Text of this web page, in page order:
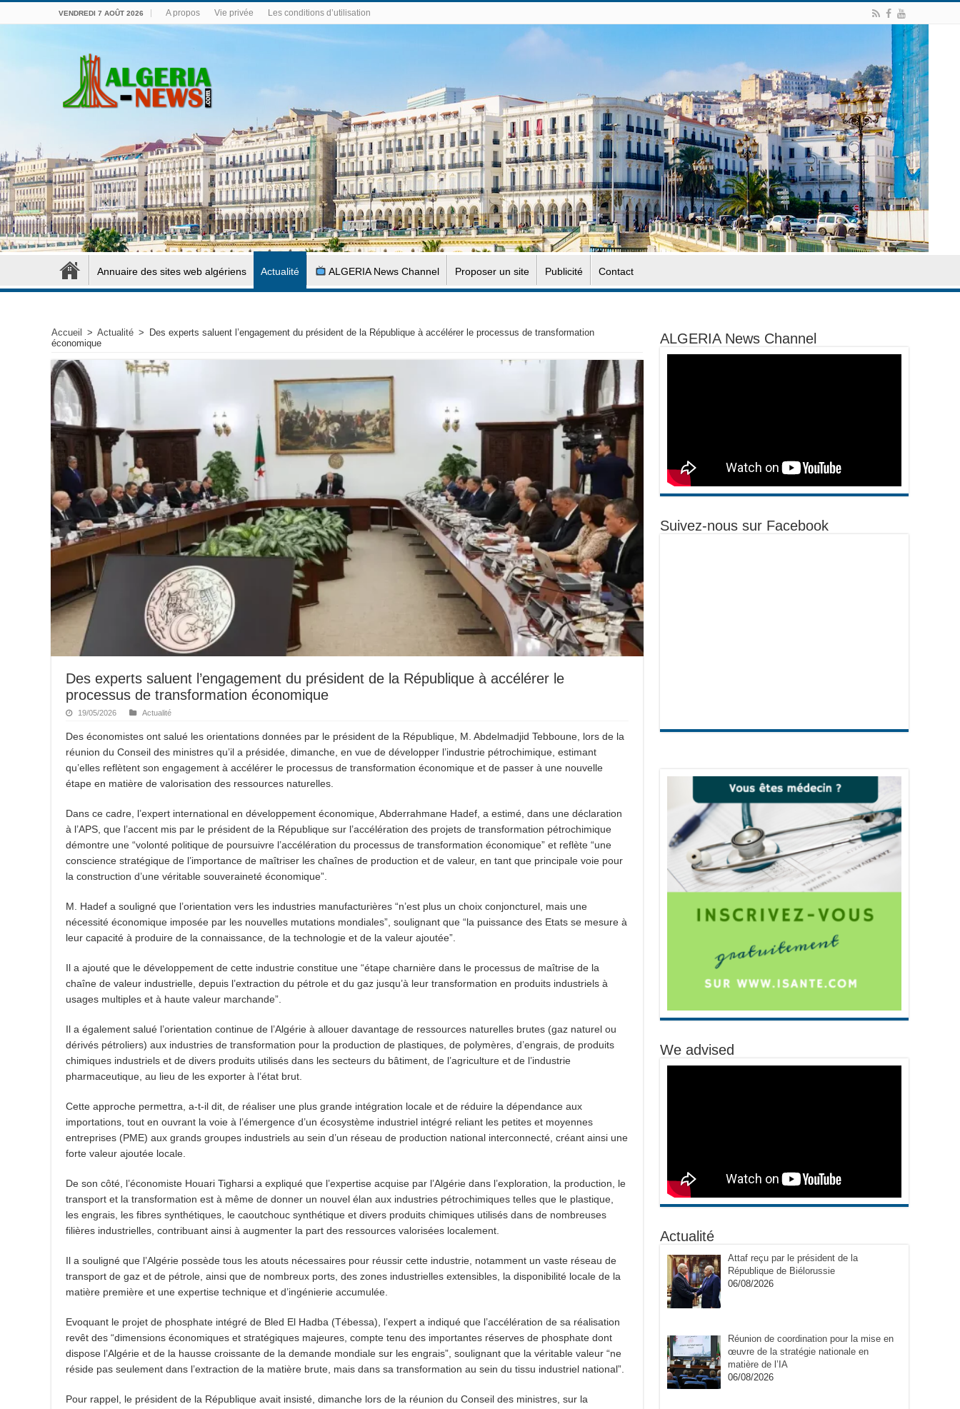
VENDREDI 7 AOÛT 2026 A propos Vie privée Les conditions d’utilisation
Annuaire des sites web algériens Actualité ALGERIA News Channel Proposer un site Publicité Contact
Accueil > Actualité >
Des experts saluent l’engagement du président de la République à accélérer le processus de transformation
économique
Des experts saluent l’engagement du président de la République à accélérer le
processus de transformation économique
19/05/2026 Actualité
Des économistes ont salué les orientations données par le président de la République, M. Abdelmadjid Tebboune, lors de la
réunion du Conseil des ministres qu’il a présidée, dimanche, en vue de développer l’industrie pétrochimique, estimant
qu’elles reflètent son engagement à accélérer le processus de transformation économique et de passer à une nouvelle
étape en matière de valorisation des ressources naturelles.
Dans ce cadre, l’expert international en développement économique, Abderrahmane Hadef, a estimé, dans une déclaration
à l’APS, que l’accent mis par le président de la République sur l’accélération des projets de transformation pétrochimique
démontre une “volonté politique de poursuivre l’accélération du processus de transformation économique” et reflète “une
conscience stratégique de l’importance de maîtriser les chaînes de production et de valeur, en tant que principale voie pour
la construction d’une véritable souveraineté économique”.
M. Hadef a souligné que l’orientation vers les industries manufacturières “n’est plus un choix conjoncturel, mais une
nécessité économique imposée par les nouvelles mutations mondiales”, soulignant que “la puissance des Etats se mesure à
leur capacité à produire de la connaissance, de la technologie et de la valeur ajoutée”.
Il a ajouté que le développement de cette industrie constitue une “étape charnière dans le processus de maîtrise de la
chaîne de valeur industrielle, depuis l’extraction du pétrole et du gaz jusqu’à leur transformation en produits industriels à
usages multiples et à haute valeur marchande”.
Il a également salué l’orientation continue de l’Algérie à allouer davantage de ressources naturelles brutes (gaz naturel ou
dérivés pétroliers) aux industries de transformation pour la production de plastiques, de polymères, d’engrais, de produits
chimiques industriels et de divers produits utilisés dans les secteurs du bâtiment, de l’agriculture et de l’industrie
pharmaceutique, au lieu de les exporter à l’état brut.
Cette approche permettra, a-t-il dit, de réaliser une plus grande intégration locale et de réduire la dépendance aux
importations, tout en ouvrant la voie à l’émergence d’un écosystème industriel intégré reliant les petites et moyennes
entreprises (PME) aux grands groupes industriels au sein d’un réseau de production national interconnecté, créant ainsi une
forte valeur ajoutée locale.
De son côté, l’économiste Houari Tigharsi a expliqué que l’expertise acquise par l’Algérie dans l’exploration, la production, le
transport et la transformation est à même de donner un nouvel élan aux industries pétrochimiques telles que le plastique,
les engrais, les fibres synthétiques, le caoutchouc synthétique et divers produits chimiques utilisés dans de nombreuses
filières industrielles, contribuant ainsi à augmenter la part des ressources valorisées localement.
Il a souligné que l’Algérie possède tous les atouts nécessaires pour réussir cette industrie, notamment un vaste réseau de
transport de gaz et de pétrole, ainsi que de nombreux ports, des zones industrielles extensibles, la disponibilité locale de la
matière première et une expertise technique et d’ingénierie accumulée.
Evoquant le projet de phosphate intégré de Bled El Hadba (Tébessa), l’expert a indiqué que l’accélération de sa réalisation
revêt des “dimensions économiques et stratégiques majeures, compte tenu des importantes réserves de phosphate dont
dispose l’Algérie et de la hausse croissante de la demande mondiale sur les engrais”, soulignant que la véritable valeur “ne
réside pas seulement dans l’extraction de la matière brute, mais dans sa transformation au sein du tissu industriel national”.
Pour rappel, le président de la République avait insisté, dimanche lors de la réunion du Conseil des ministres, sur la
ALGERIA News Channel
Suivez-nous sur Facebook
We advised
Actualité
Attaf reçu par le président de la
République de Biélorussie
06/08/2026
Réunion de coordination pour la mise en
œuvre de la stratégie nationale en
matière de l’IA
06/08/2026